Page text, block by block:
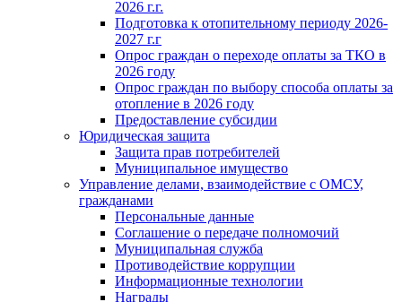
2026 г.г.
Подготовка к отопительному периоду 2026-
2027 г.г
Опрос граждан о переходе оплаты за ТКО в
2026 году
Опрос граждан по выбору способа оплаты за
отопление в 2026 году
Предоставление субсидии
Юридическая защита
Защита прав потребителей
Муниципальное имущество
Управление делами, взаимодействие с ОМСУ,
гражданами
Персональные данные
Соглашение о передаче полномочий
Муниципальная служба
Противодействие коррупции
Информационные технологии
Награды